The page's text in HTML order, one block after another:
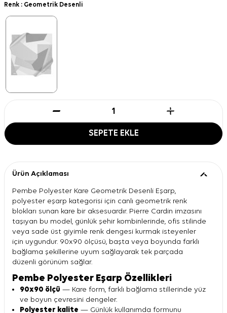
Renk : Geometrik Desenli
SEPETE EKLE
Ürün Açıklaması
Pembe Polyester Kare Geometrik Desenli Eşarp,
polyester eşarp kategorisi için canlı geometrik renk
blokları sunan kare bir aksesuardır. Pierre Cardin imzasını
taşıyan bu model, günlük şehir kombinlerinde, ofis stilinde
veya sade üst giyimle renk dengesi kurmak isteyenler
için uygundur. 90x90 ölçüsü, başta veya boyunda farklı
bağlama şekillerine uyum sağlayarak tek parçada
düzenli görünüm sağlar.
Pembe Polyester Eşarp Özellikleri
90x90 ölçü — Kare form, farklı bağlama stillerinde yüz
ve boyun çevresini dengeler.
Polyester kalite — Günlük kullanımda formunu